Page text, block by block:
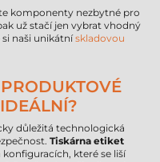
komponenty nezbytné pro
už stačí jen vybrat vhodný
naši unikátnískladovou
důležitá technologická
Tiskárna etiket
které se liší